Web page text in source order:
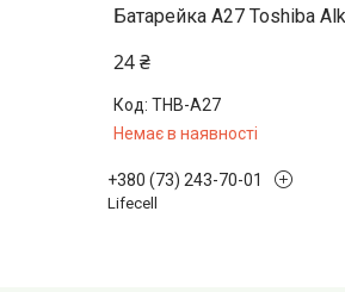
Батарейка A27 Toshiba
24 ₴
THB-A27
Немає в наявності
+380 (73) 243-70-01
Lifecell